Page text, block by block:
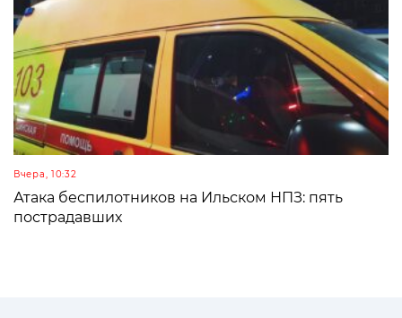
Вчера, 10:32
Атака беспилотников на Ильском НПЗ: пять
пострадавших